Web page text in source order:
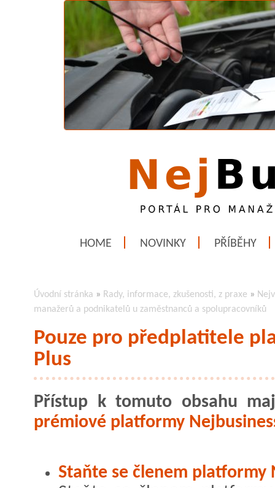
HOME NOVINKY PŘÍBĚHY
Úvodní stránka » Rady, informace, zkušenosti, z praxe »
manažerů a podnikatelů u zaměstnanců a spolupracovníků
Pouze pro předplatitele
Plus
Přístup k tomuto obsahu
prémiové platformy
Staňte se členem platformy